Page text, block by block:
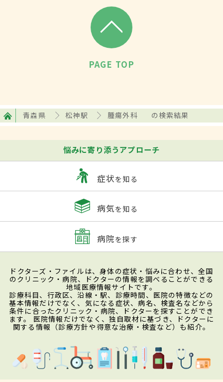
PAGE TOP
青森県 松神駅 腫瘍外科 の検索結果
悩みに寄り添うアプローチ
症状を知る
病気を知る
病院を探す
ドクターズ・ファイルは、身体の症状・悩みに合わせ、全国
のクリニック・病院、ドクターの情報を調べることができる
地域医療情報サイトです。
診療科目、行政区、沿線・駅、診療時間、医院の特徴などの
基本情報だけでなく、気になる症状、病名、検査名などから
条件に合ったクリニック・病院、ドクターを探すことができ
ます。 医院情報だけでなく、独自取材に基づき、ドクターに
関する情報（診療方針や得意な治療・検査など）も紹介。